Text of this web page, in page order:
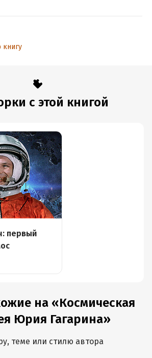
с этой книгой
первый
на «Космическая
Юрия Гагарина»
теме или стилю автора